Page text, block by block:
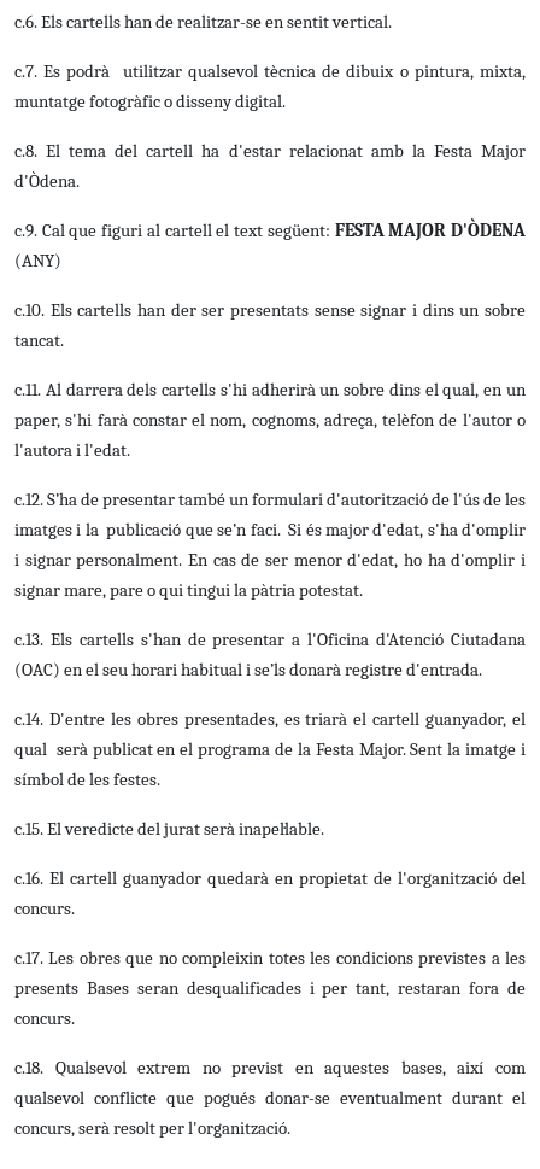
c.6. Els cartells han de realitzar-se en sentit vertical.
c.7. Es podrà utilitzar qualsevol tècnica de dibuix o pintura, mixta,
muntatge fotogràfic o disseny digital.
c.8. El tema del cartell ha d'estar relacionat amb la Festa Major
d'Òdena.
c.9. Cal que figuri al cartell el text següent: FESTA MAJOR D'ÒDENA
(ANY)
c.10. Els cartells han der ser presentats sense signar i dins un sobre
tancat.
c.11. Al darrera dels cartells s'hi adherirà un sobre dins el qual, en un
paper, s'hi farà constar el nom, cognoms, adreça, telèfon de l'autor o
l'autora i l'edat.
c.12. S’ha de presentar tambéun formulari d'autorització de l'ús de les
imatges i la publicació que se’n faci. Si és major d'edat, s'ha d'omplir
i signar personalment. En cas de ser menor d'edat, ho ha d'omplir i
signar mare, pare o qui tingui la pàtria potestat.
c.13. Els cartells s'han de presentar a l'Oficina d'Atenció Ciutadana
(OAC) en el seu horari habitual i se’ls donarà registre d'entrada.
c.14. D'entre les obres presentades, es triarà el cartell guanyador, el
qual serà publicat en el programa de la Festa Major. Sent la imatge i
símbol de les festes.
c.15. El veredicte del jurat serà inapel·lable.
c.16. El cartell guanyador quedarà en propietat de l'organització del
concurs.
c.17. Les obres que no compleixin totes les condicions previstes a les
presents Bases seran desqualificades i per tant, restaran fora de
concurs.
c.18. Qualsevol extrem no previst en aquestes bases, així com
qualsevol conflicte que pogués donar-se eventualment durant el
concurs, serà resolt per l'organització.